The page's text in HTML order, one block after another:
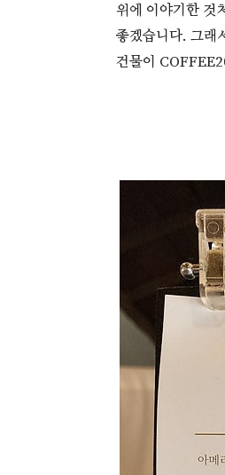
위에 이야기한 것
좋겠습니다. 그래
건물이